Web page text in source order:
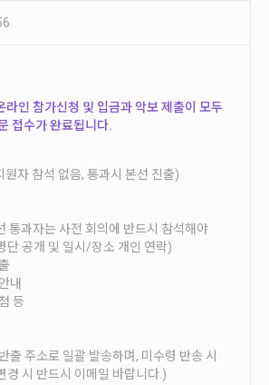
과인 참가신청 및 입금과 악보 제출이 모두
접수가 완료됩니다.
원자 참석 없음, 통과시 본선 진출)
통과자는 사전 회의에 반드시 참석해야
단 공개 및 일시/장소 개인 연락)
내
등
출 주소로 일괄 발송하며, 미수령 반송 시
경 시 반드시 이메일 바랍니다.)